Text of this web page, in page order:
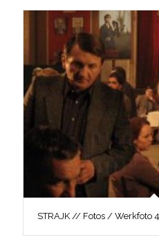
STRAJK // Fotos / Werkfoto